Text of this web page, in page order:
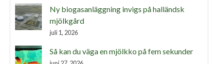
Ny biogasanläggning invigs på halländsk
mjölkgård
juli 1, 2026
Så kan du väga en mjölkko på fem sekunder